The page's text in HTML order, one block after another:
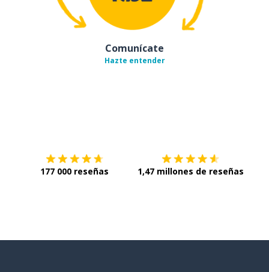
Comunícate
Hazte entender
177 000 reseñas 1,47 millones de reseñas